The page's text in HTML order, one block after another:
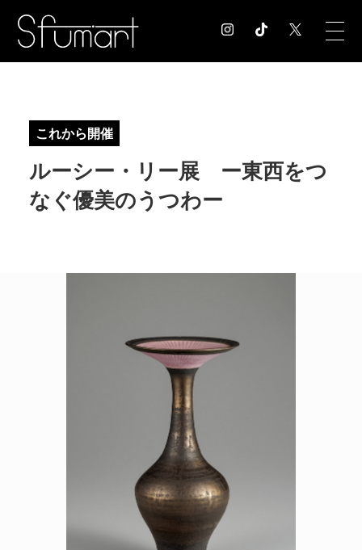
COLUMN
EXHIBITION 展覧会情報
MUSEUM 美術館情報
CONTACT
COMPANY
これから開催
ルーシー・リー展 ー東西をつ
なぐ優美のうつわー